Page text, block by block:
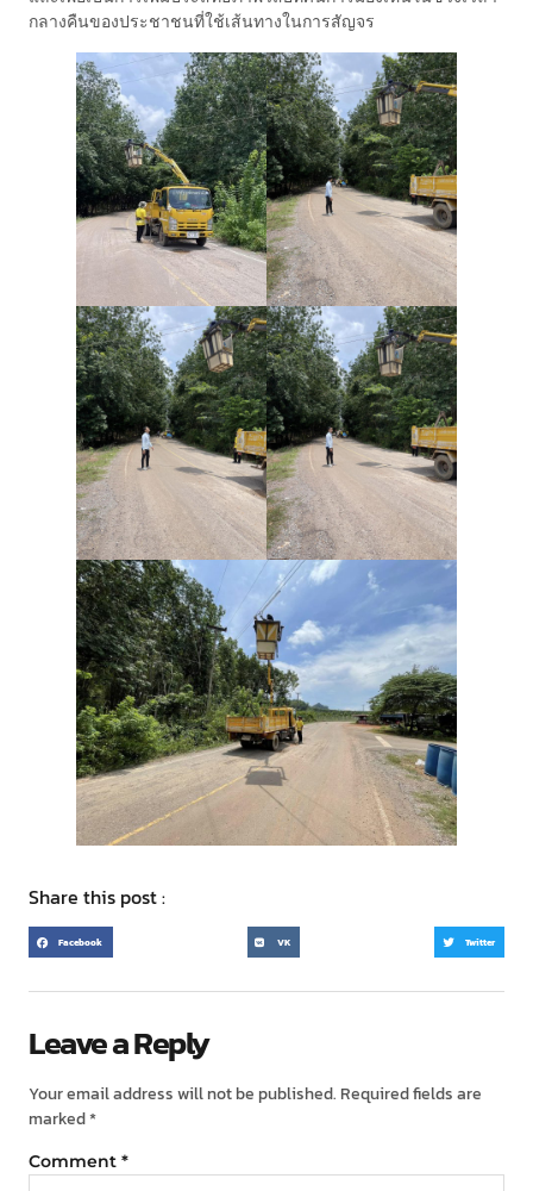
กลางคืนของประชาชนที่ใช้เส้นทางในการสัญจร
Share this post :
Facebook VK Twitter
Leave a Reply
Your email address will not be published. Required fields are
marked*
Comment *